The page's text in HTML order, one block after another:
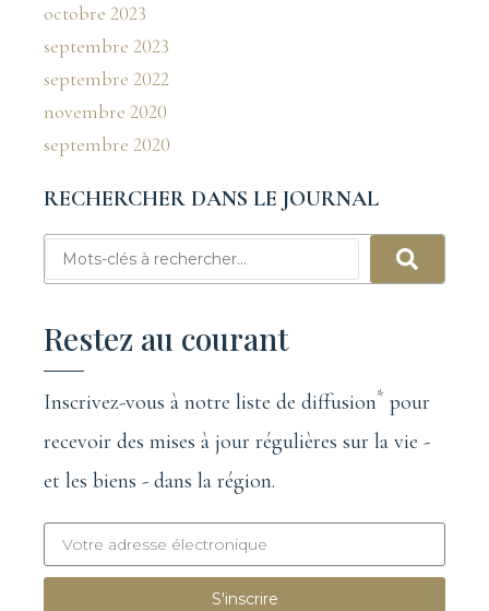
octobre 2023
septembre 2023
septembre 2022
novembre 2020
septembre 2020
RECHERCHER DANS LE JOURNAL
Restez au courant
Inscrivez-vous à notre liste de diffusion* pour
recevoir des mises à jour régulières sur la vie -
et les biens - dans la région.
S'inscrire